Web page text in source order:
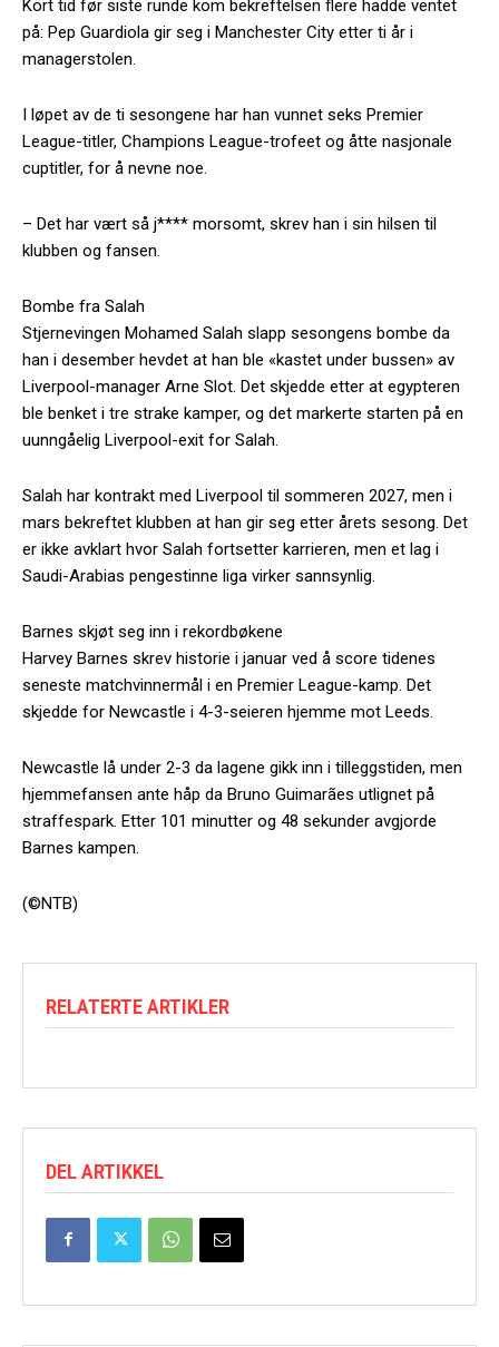
Kort tid før siste runde kom bekreftelsen flere hadde ventet
på: Pep Guardiola gir seg i Manchester City etter ti år i
managerstolen.
I løpet av de ti sesongene har han vunnet seks Premier
League-titler, Champions League-trofeet og åtte nasjonale
cuptitler, for å nevne noe.
– Det har vært så j**** morsomt, skrev han i sin hilsen til
klubben og fansen.
Bombe fra Salah
Stjernevingen Mohamed Salah slapp sesongens bombe da
han i desember hevdet at han ble «kastet under bussen» av
Liverpool-manager Arne Slot. Det skjedde etter at egypteren
ble benket i tre strake kamper, og det markerte starten på en
uunngåelig Liverpool-exit for Salah.
Salah har kontrakt med Liverpool til sommeren 2027, men i
mars bekreftet klubben at han gir seg etter årets sesong. Det
er ikke avklart hvor Salah fortsetter karrieren, men et lag i
Saudi-Arabias pengestinne liga virker sannsynlig.
Barnes skjøt seg inn i rekordbøkene
Harvey Barnes skrev historie i januar ved å score tidenes
seneste matchvinnermål i en Premier League-kamp. Det
skjedde for Newcastle i 4-3-seieren hjemme mot Leeds.
Newcastle lå under 2-3 da lagene gikk inn i tilleggstiden, men
hjemmefansen ante håp da Bruno Guimarães utlignet på
straffespark. Etter 101 minutter og 48 sekunder avgjorde
Barnes kampen.
(©NTB)
RELATERTE ARTIKLER
DEL ARTIKKEL